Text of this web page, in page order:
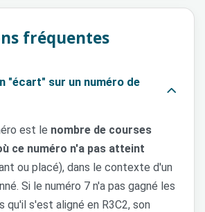
fréquentes
"écart" sur un numéro de
est le nombre de courses
ce numéro n'a pas atteint
ou placé), dans le contexte d'un
Si le numéro 7 n'a pas gagné les
qu'il s'est aligné en R3C2, son